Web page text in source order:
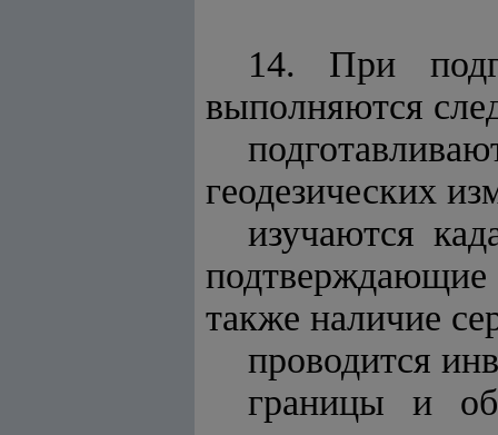
14. При
выполняются
геодезических
изучаются
подтверждающие
также наличие
проводится
границы и